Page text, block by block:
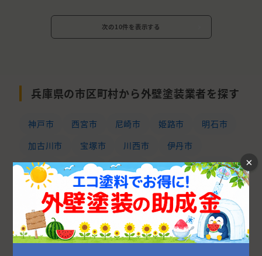
次の10件を表示する
兵庫県の市区町村から外壁塗装業者を探す
神戸市 西宮市 尼崎市 姫路市
明石市
加古川市
宝塚市 川西市
伊丹市
三田市
加古郡 三木市 高砂市
芦屋市
小野市
川辺郡 淡路市
南あわじ市
たつの市
加東市 加西市
丹波市
洲本市
赤穂市 神崎郡
宍粟市
×